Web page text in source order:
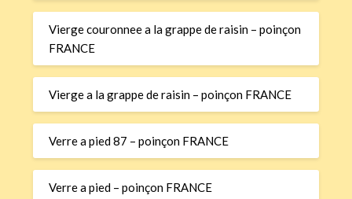
Vierge couronnee a la grappe de raisin – poinçon
FRANCE
Vierge a la grappe de raisin – poinçon FRANCE
Verre a pied 87 – poinçon FRANCE
Verre a pied – poinçon FRANCE